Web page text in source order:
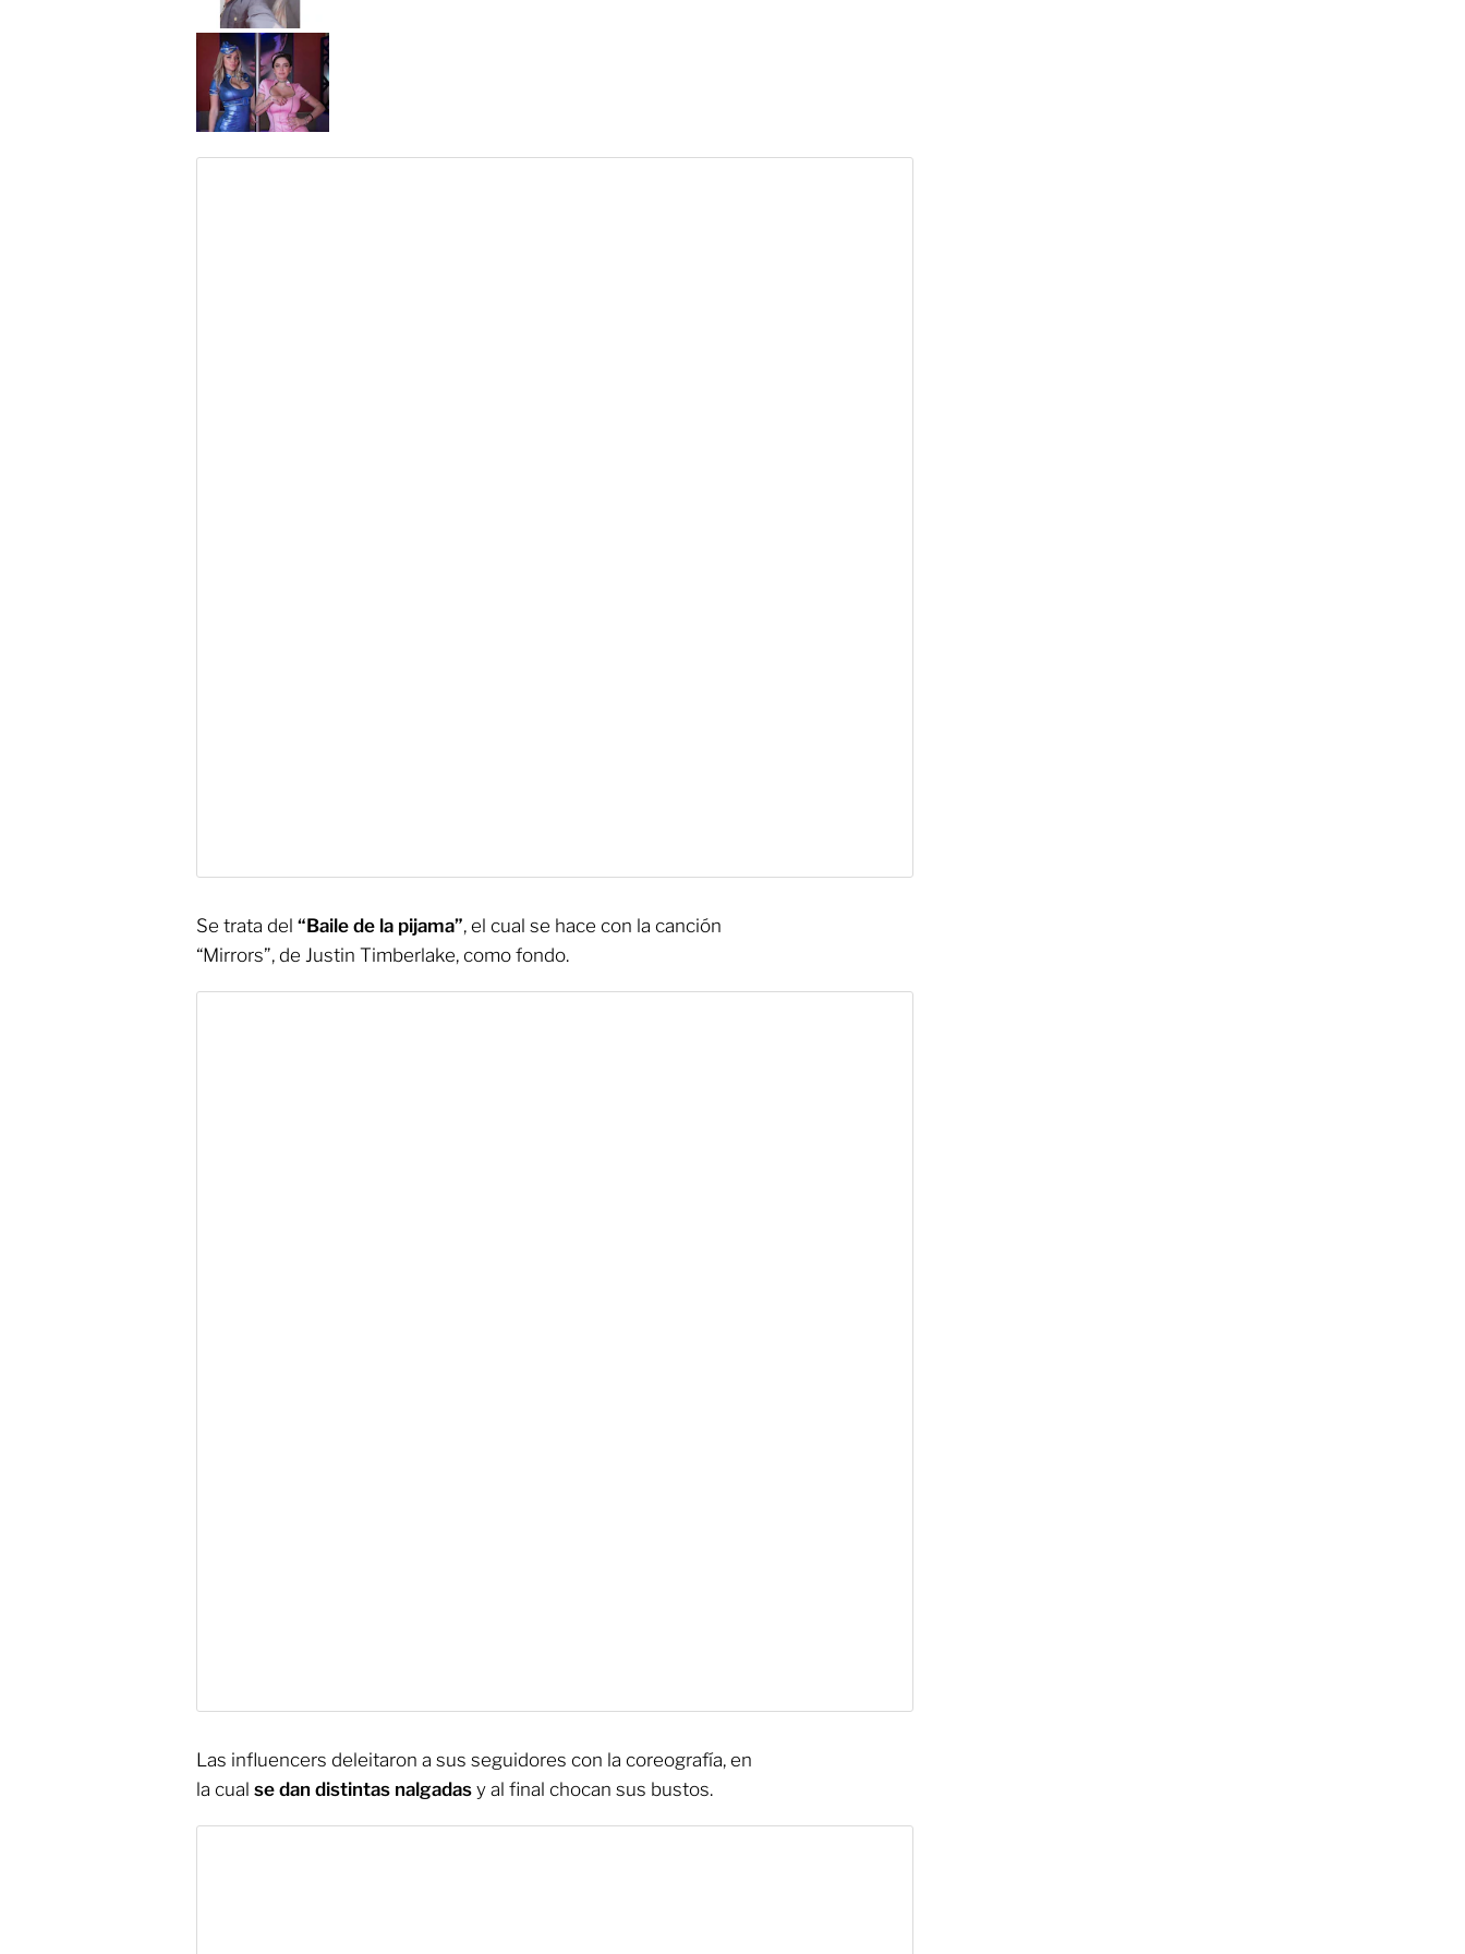
Se trata del “Baile de la pijama”, el cual se hace con la canción
“Mirrors”, de Justin Timberlake, como fondo.
Las influencers deleitaron a sus seguidores con la coreografía, en
la cual se dan distintas nalgadas y al final chocan sus bustos.